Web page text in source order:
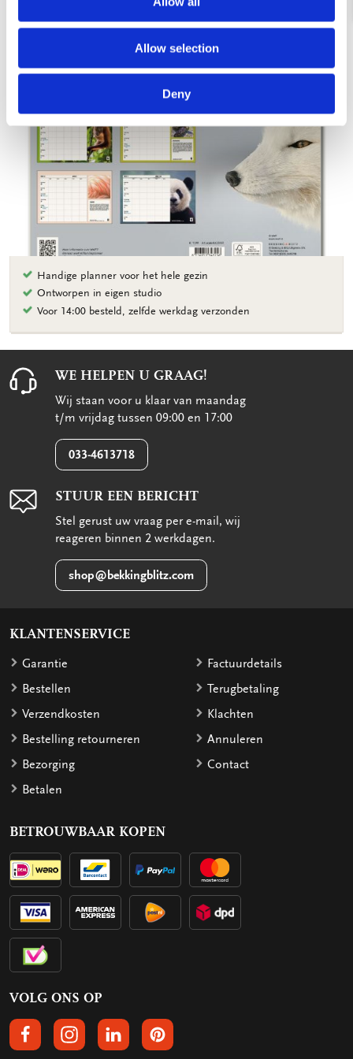
Allow selection
Deny
verzending gratis. Een mooie familieplanner bestellen was
Handige planner voor het hele gezin
Ontworpen in eigen studio
Voor 14:00 besteld, zelfde werkdag verzonden
WE HELPEN U GRAAG!
Wij staan voor u klaar van maandag
t/m vrijdag tussen 09:00 en 17:00
033-4613718
STUUR EEN BERICHT
Stel gerust uw vraag per e-mail, wij
reageren binnen 2 werkdagen.
shop@bekkingblitz.com
KLANTENSERVICE
Garantie
Bestellen
Verzendkosten
Bestelling retourneren
Bezorging
Betalen
Factuurdetails
Terugbetaling
Klachten
Annuleren
Contact
BETROUWBAAR KOPEN
VOLG ONS OP
VOLGS ONS OP FACEBOOK
VOLG ONS OP INSTAGRAM
VOLG ONS OP LINKEDIN
VOLG ONS OP PINTEREST